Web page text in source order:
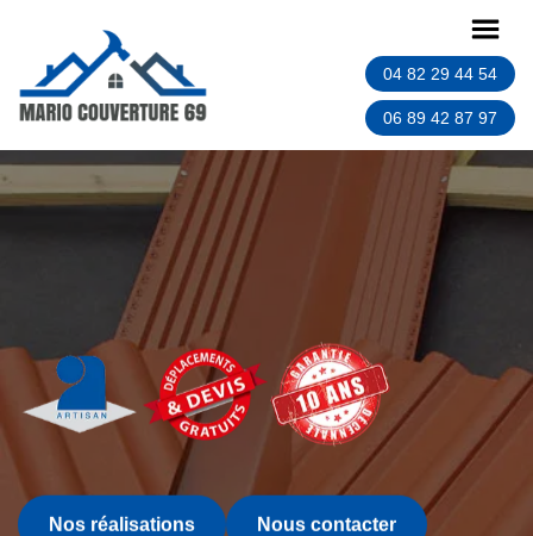
04 82 29 44 54
06 89 42 87 97
Nos réalisations Nous contacter